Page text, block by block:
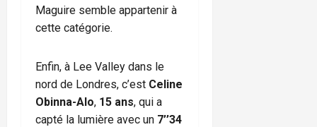
Maguire semble appartenir à
cette catégorie.
Enfin, à Lee Valley dans le
nord de Londres, c’est Celine
Obinna-Alo, 15 ans, qui a
capté la lumière avec un 7’’34